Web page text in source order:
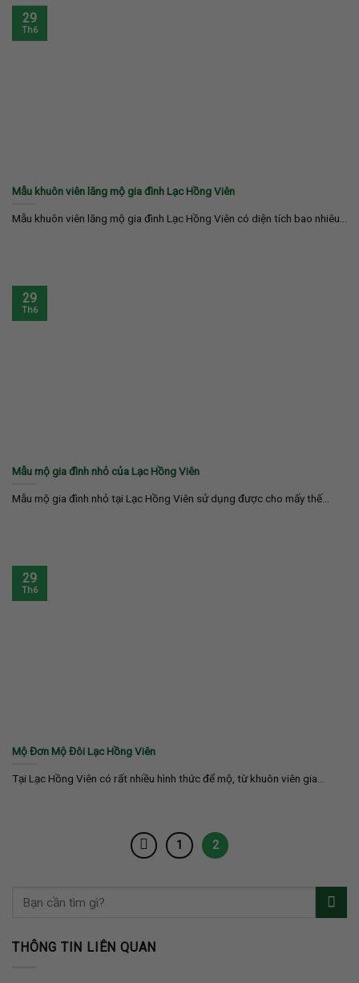
Mẫu khuôn viên lăng mộ gia đình Lạc Hồng Viên
Mẫu khuôn viên lăng mộ gia đình Lạc Hồng Viên có diện tích bao nhiêu...
29
Th6
Mẫu mộ gia đình nhỏ của Lạc Hồng Viên
Mẫu mộ gia đình nhỏ tại Lạc Hồng Viên sử dụng được cho mấy thế...
29
Th6
Mộ Đơn Mộ Đôi Lạc Hồng Viên
Tại Lạc Hồng Viên có rất nhiều hình thức để mộ, từ khuôn viên gia...
29
Th6
1 2
THÔNG TIN LIÊN QUAN